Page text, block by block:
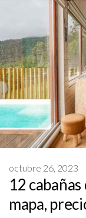
12
mapa,
octubre 26, 2023